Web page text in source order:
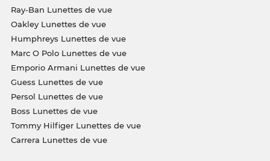
Ray-Ban Lunettes de vue
Oakley Lunettes de vue
Humphreys Lunettes de vue
Marc O Polo Lunettes de vue
Emporio Armani Lunettes de vue
Guess Lunettes de vue
Persol Lunettes de vue
Boss Lunettes de vue
Tommy Hilfiger Lunettes de vue
Carrera Lunettes de vue